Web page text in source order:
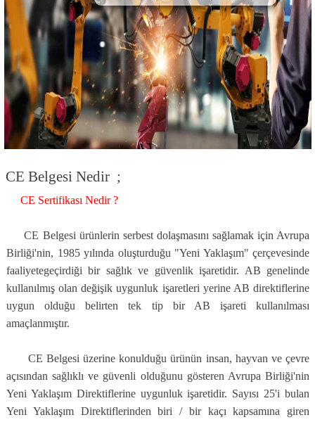
CE Belgesi Nedir ;
CE Sertifikası Nedir ?
CE Belgesi ürünlerin serbest dolaşmasını sağlamak için Avrupa
Birliği'nin, 1985 yılında oluşturduğu "Yeni Yaklaşım" çerçevesinde
faaliyetegeçirdiği bir sağlık ve güvenlik işaretidir. AB genelinde
kullanılmış olan değişik uygunluk işaretleri yerine AB direktiflerine
uygun olduğu belirten tek tip bir AB işareti kullanılması
amaçlanmıştır.
CE Belgesi üzerine konulduğu ürünün insan, hayvan ve çevre
açısından sağlıklı ve güvenli olduğunu gösteren Avrupa Birliği'nin
Yeni Yaklaşım Direktiflerine uygunluk işaretidir. Sayısı 25'i bulan
Yeni Yaklaşım Direktiflerinden biri / bir kaçı kapsamına giren